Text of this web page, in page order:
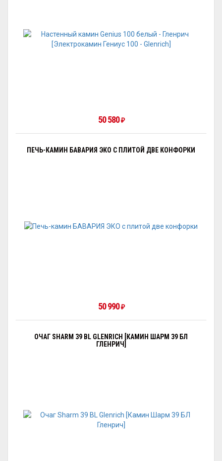
50 580₽
ПЕЧЬ-КАМИН БАВАРИЯ ЭКО С ПЛИТОЙ ДВЕ КОНФОРКИ
50 990₽
ОЧАГ SHARM 39 BL GLENRICH [КАМИН ШАРМ 39 БЛ
ГЛЕНРИЧ]